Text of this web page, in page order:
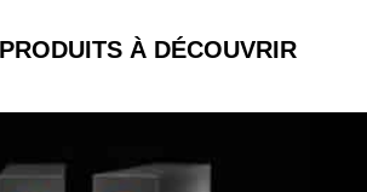
À DÉCOUVRIR